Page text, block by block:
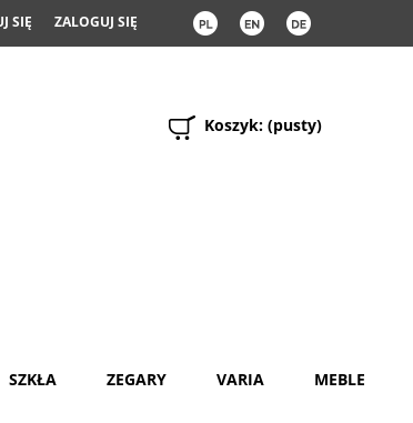
SIĘ ZALOGUJ SIĘ
Koszyk: (pusty)
SZKŁA ZEGARY VARIA MEBLE